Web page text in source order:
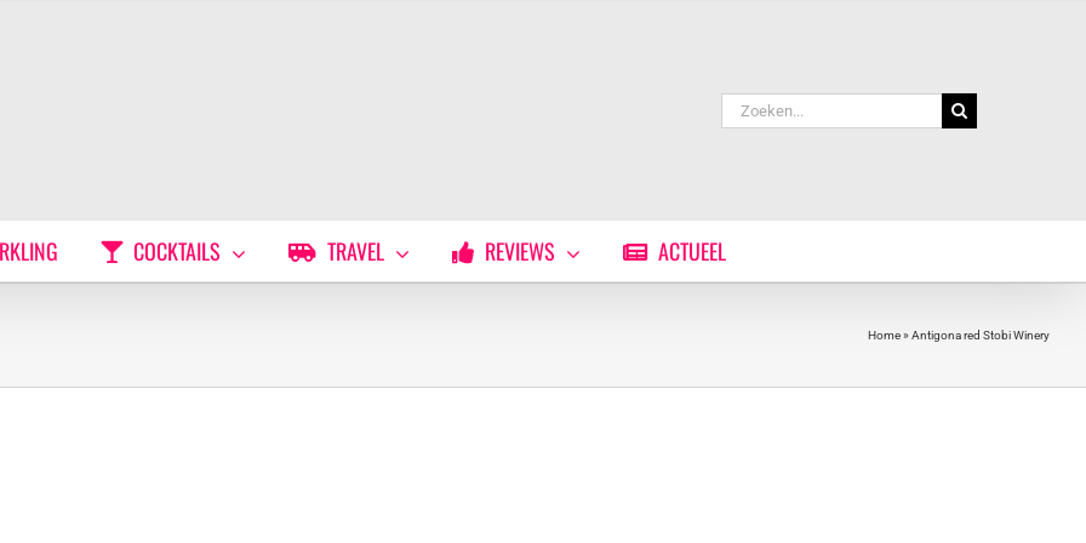
Zoeken
naar:
COCKTAILS TRAVEL REVIEWS ACTUEEL
Home» Antigona red Stobi Winery